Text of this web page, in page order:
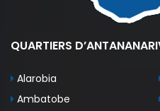
QUARTIERS
Alarobia
Ambatobe